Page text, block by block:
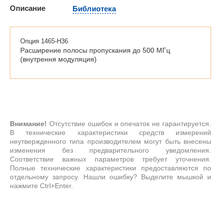
Описание Библиотека
Опция 1465-H36
Расширение полосы пропускания до 500 МГц
(внутрення модуляция)
Внимание! Отсутствие ошибок и опечаток не гарантируется.
В технические характеристики средств измерений
неутвержденного типа производителем могут быть внесены
изменения без предварительного уведомления.
Соответствие важных параметров требует уточнения.
Полные технические характеристики предоставляются по
отдельному запросу. Нашли ошибку? Выделите мышкой и
нажмите Ctrl+Enter.